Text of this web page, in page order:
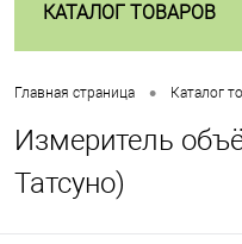
КАТАЛОГ ТОВАРОВ
Главная страница • Каталог
Измеритель
Татсуно)